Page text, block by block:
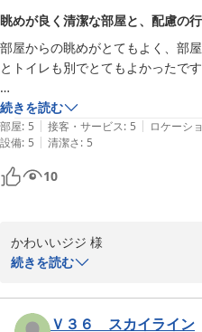
松江しんじ湖温泉 ホテル一畑
2026-05-23
眺めが良く清潔な部屋と、配慮の
部屋からの眺めがとてもよく、部
とトイレも別でとてもよかったです
朝食バイキングは種類も多くて全
ためにカート？が用意してあって
のせて自分でバイキングの料理を
されているなぁと感心していました
続きを読む
部屋: 5 | 接客・サービス: 5 | ロケーシ
設備: 5 | 清潔さ: 5
10
かわいいジジ 様
す。
続きを読む
Ｖ３６ スカイライン